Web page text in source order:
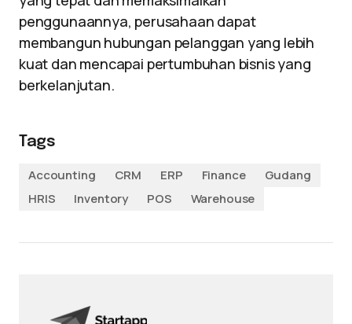
penggunaannya, perusahaan dapat
membangun hubungan pelanggan yang lebih
kuat dan mencapai pertumbuhan bisnis yang
berkelanjutan.
Tags
Accounting
CRM ERP Finance
Gudang
HRIS
Inventory POS Warehouse